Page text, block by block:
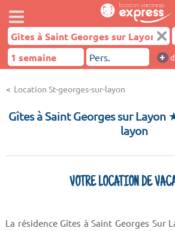
+
Location St-georges-sur-layon
Gîtes à Saint Georges sur Layon
layon
VOTRE LOCATION DE
La résidence Gîtes à Saint Georges Sur